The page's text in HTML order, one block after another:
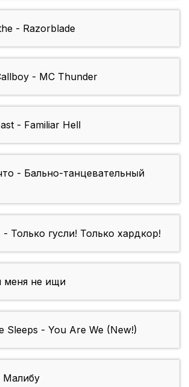
- Razorblade
- MC Thunder
- Familiar Hell
- Бально-танцевательный
- Только гусли! Только хардкор!
меня не ищи
Sleeps - You Are We (New!)
Малибу